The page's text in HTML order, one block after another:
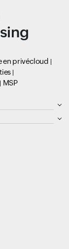
en privécloud
MSP